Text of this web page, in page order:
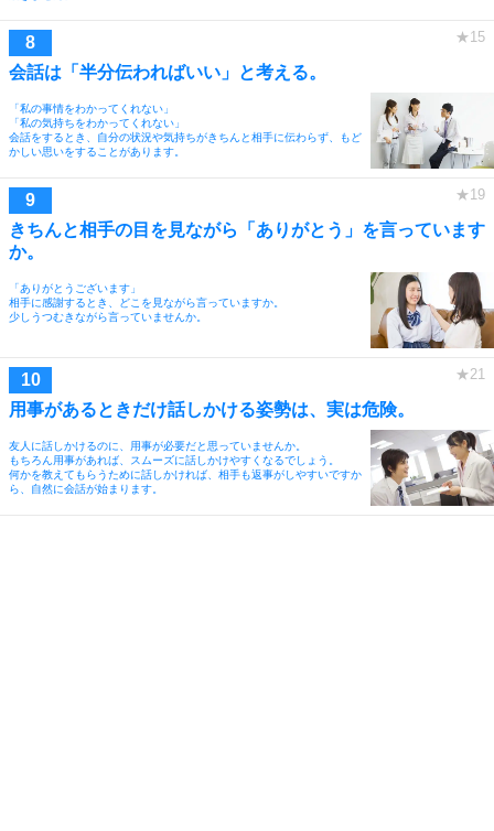
会話は「半分伝わればいい」と考える。
「私の事情をわかってくれない」
「私の気持ちをわかってくれない」
会話をするとき、自分の状況や気持ちがきちんと相手に伝わらず、もど
かしい思いをすることがあります。
きちんと相手の目を見ながら「ありがとう」を言っています
か。
「ありがとうございます」
相手に感謝するとき、どこを見ながら言っていますか。
少しうつむきながら言っていませんか。
用事があるときだけ話しかける姿勢は、実は危険。
友人に話しかけるのに、用事が必要だと思っていませんか。
もちろん用事があれば、スムーズに話しかけやすくなるでしょう。
何かを教えてもらうために話しかければ、相手も返事がしやすいですか
ら、自然に会話が始まります。